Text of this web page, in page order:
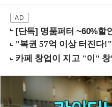
[단독] 명품퍼터 ~60%할인